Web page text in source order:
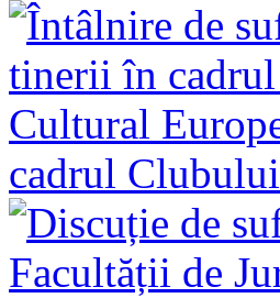
cadrul